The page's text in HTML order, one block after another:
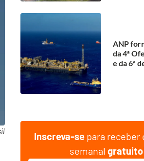
ANP
da 4ª
e da 6ª
Inscreva-se para receber
semanal